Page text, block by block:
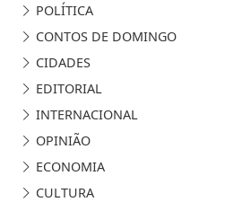
POLÍTICA
CONTOS DE DOMINGO
CIDADES
EDITORIAL
INTERNACIONAL
OPINIÃO
ECONOMIA
CULTURA